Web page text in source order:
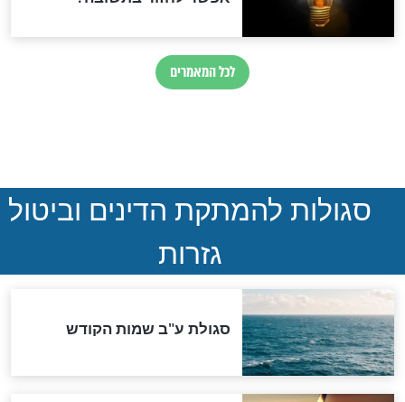
לזיווג הגון
אסתר מאת הרב
להכנת אוזני המן
הותר לפרסום: לוחמי מילואים
נהרגו בדרום לבנון
ההסכם החשאי של טראמפ
ואיראן: בלי שקיפות ועם הרבה
סימני שאלה